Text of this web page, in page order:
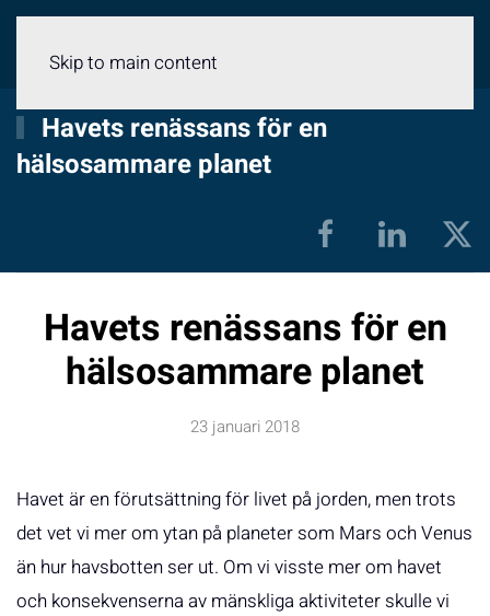
Skip to main content
Havets renässans för en
hälsosammare planet
Havets renässans för en
hälsosammare planet
23 januari 2018
Havet är en förutsättning för livet på jorden, men trots
det vet vi mer om ytan på planeter som Mars och Venus
än hur havsbotten ser ut. Om vi visste mer om havet
och konsekvenserna av mänskliga aktiviteter skulle vi